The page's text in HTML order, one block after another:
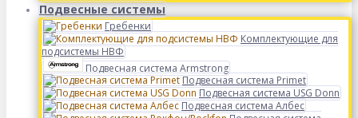
Подвесные системы
Гребенки
Комплектующие для
подсистемы НВФ
Подвесная система Armstrong
Подвесная система Primet
Подвесная система USG Donn
Подвесная система Албес